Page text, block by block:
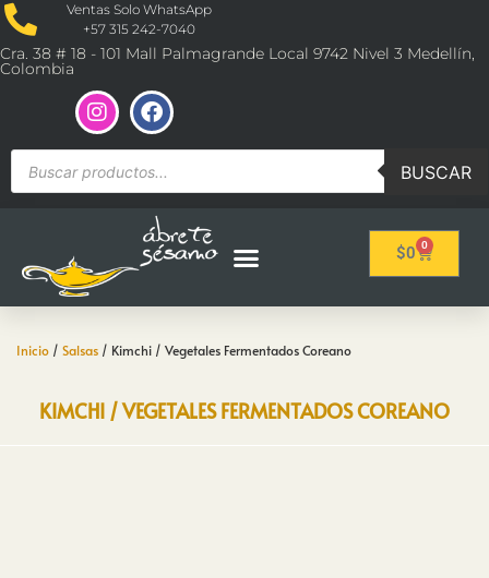
Ventas Solo WhatsApp
+57 315 242-7040
Cra. 38 # 18 - 101 Mall Palmagrande Local 9742 Nivel 3 Medellín,
Colombia
BUSCAR
$0 0
Inicio / Salsas / Kimchi / Vegetales Fermentados Coreano
KIMCHI / VEGETALES FERMENTADOS COREANO